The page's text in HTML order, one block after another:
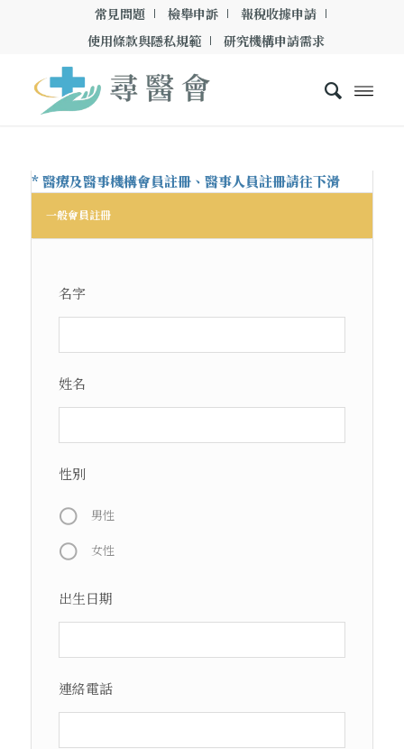
常見問題 檢舉申訴
報稅收據申請
使用條款與隱私規範
研究機構申請需求
一般會員註冊
名字
姓名
性別
男性
女性
出生日期
連絡電話